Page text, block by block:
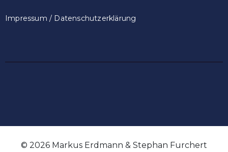
Impressum / Datenschutzerklärung
© 2026 Markus Erdmann & Stephan Furchert